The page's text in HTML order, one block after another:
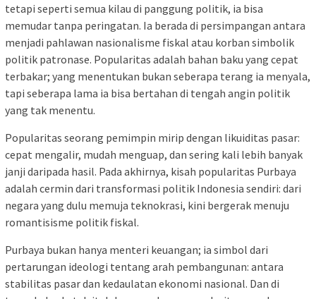
tetapi seperti semua kilau di panggung politik, ia bisa
memudar tanpa peringatan. Ia berada di persimpangan antara
menjadi pahlawan nasionalisme fiskal atau korban simbolik
politik patronase. Popularitas adalah bahan baku yang cepat
terbakar; yang menentukan bukan seberapa terang ia menyala,
tapi seberapa lama ia bisa bertahan di tengah angin politik
yang tak menentu.
Popularitas seorang pemimpin mirip dengan likuiditas pasar:
cepat mengalir, mudah menguap, dan sering kali lebih banyak
janji daripada hasil. Pada akhirnya, kisah popularitas Purbaya
adalah cermin dari transformasi politik Indonesia sendiri: dari
negara yang dulu memuja teknokrasi, kini bergerak menuju
romantisisme politik fiskal.
Purbaya bukan hanya menteri keuangan; ia simbol dari
pertarungan ideologi tentang arah pembangunan: antara
stabilitas pasar dan kedaulatan ekonomi nasional. Dan di